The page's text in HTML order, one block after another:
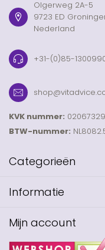
Olgerweg 2A-5
9723 ED
Nederland
+31-(0)85-
KVK nummer: 02067329
BTW-nummer:
Categorieën
Informatie
Mijn account